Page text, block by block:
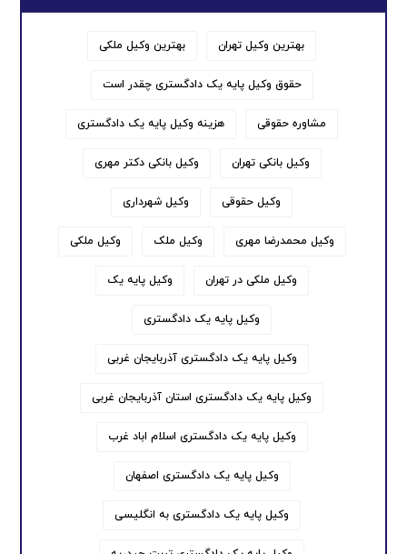
بهترین وکیل تهران بهترین وکیل ملکی
حقوق وکیل پایه یک دادگستری چقدر است
مشاوره حقوقی هزینه وکیل پایه یک دادگستری
وکیل بانکی تهران وکیل بانکی دکتر مهری
وکیل حقوقی وکیل شهرداری
وکیل محمدرضا مهری وکیل ملک وکیل ملکی
وکیل ملکی در تهران وکیل پایه یک
وکیل پایه یک دادگستری
وکیل پایه یک دادگستری آذربایجان غربی
وکیل پایه یک دادگستری استان آذربایجان غربی
وکیل پایه یک دادگستری اسلام اباد غرب
وکیل پایه یک دادگستری اصفهان
وکیل پایه یک دادگستری به انگلیسی